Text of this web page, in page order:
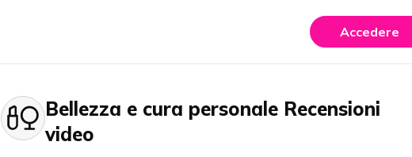
Accedere
Bellezza e cura personale Recensioni
video